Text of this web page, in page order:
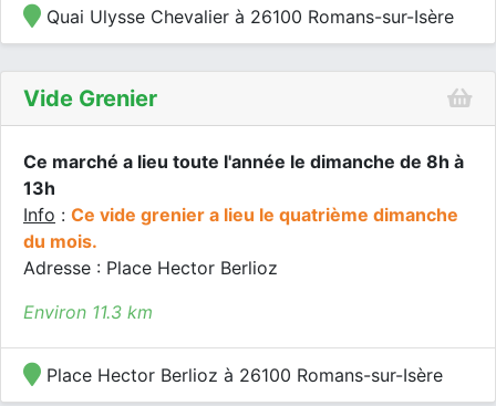
Quai Ulysse Chevalier à 26100 Romans-sur-Isère
Vide Grenier
Ce marché a lieu toute l'année le dimanche de 8h à
13h
Info : Ce vide grenier a lieu le quatrième dimanche
du mois.
Adresse : Place Hector Berlioz
Environ 11.3 km
Place Hector Berlioz à 26100 Romans-sur-Isère